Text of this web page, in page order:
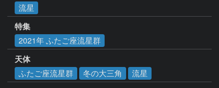
流星
特集
2021年 ふたご座流星群
天体
ふたご座流星群
冬の大三角 流星